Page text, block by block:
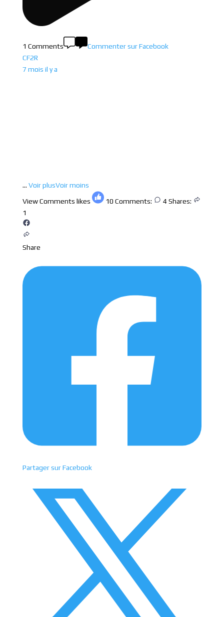
1 Comments
Commenter sur Facebook
CF2R
7 mois il y a
... Voir plusVoir moins
View Comments likes 10 Comments: 4 Shares:
1
Share
Partager sur Facebook